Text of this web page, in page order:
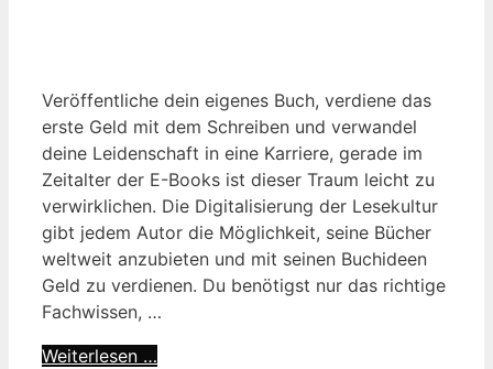
Veröffentliche dein eigenes Buch, verdiene das
erste Geld mit dem Schreiben und verwandel
deine Leidenschaft in eine Karriere, gerade im
Zeitalter der E-Books ist dieser Traum leicht zu
verwirklichen. Die Digitalisierung der Lesekultur
gibt jedem Autor die Möglichkeit, seine Bücher
weltweit anzubieten und mit seinen Buchideen
Geld zu verdienen. Du benötigst nur das richtige
Fachwissen, …
Weiterlesen …